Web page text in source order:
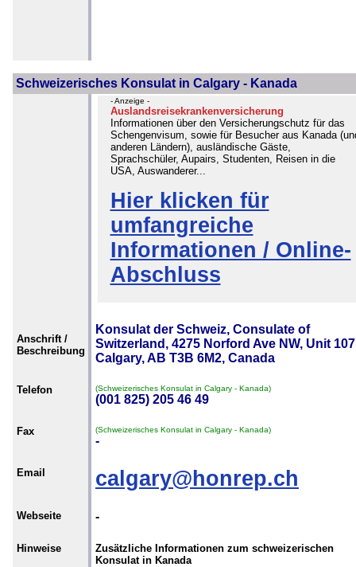
Schweizerisches Konsulat in Calgary - Kanada
- Anzeige -
Auslandsreisekrankenversicherung
Informationen über den Versicherungschutz für das
Schengenvisum, sowie für Besucher aus Kanada
anderen Ländern), ausländische Gäste,
Sprachschüler, Aupairs, Studenten, Reisen in die
USA, Auswanderer...
Hier klicken für
umfangreiche
Informationen / Online-
Abschluss
Anschrift /
Beschreibung
Konsulat der Schweiz, Consulate of
Switzerland, 4275 Norford Ave NW, Unit
Calgary, AB T3B 6M2, Canada
Telefon (Schweizerisches Konsulat in Calgary - Kanada)
(001 825) 205 46 49
Fax (Schweizerisches Konsulat in Calgary - Kanada)
-
Email calgary@honrep.ch
Webseite -
Hinweise
Zusätzliche Informationen zum schweizerischen
Konsulat in Kanada